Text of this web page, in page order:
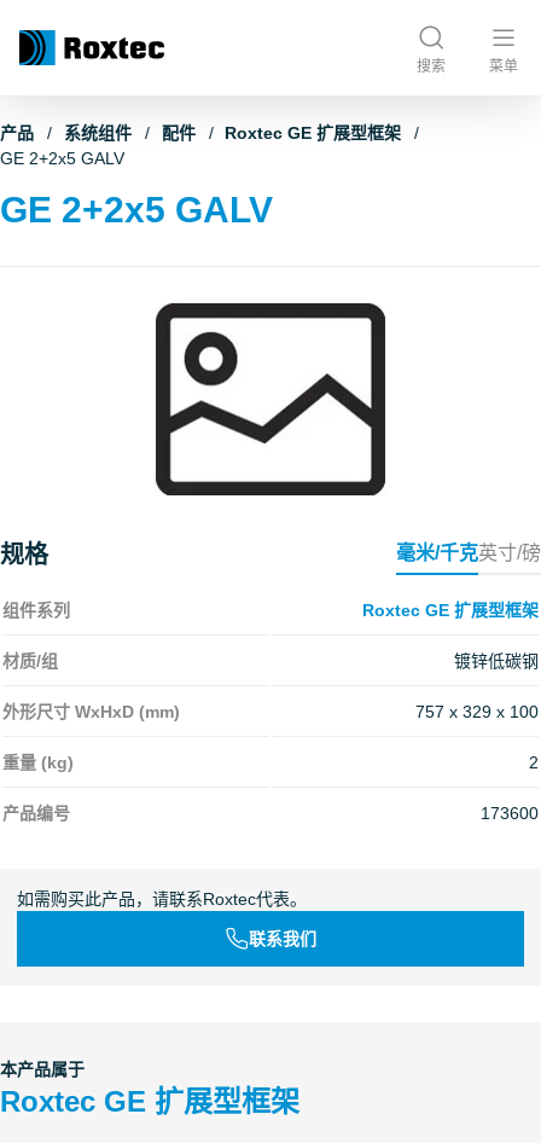
搜索 菜单
产品 系统组件 配件
Roxtec GE 扩展型框架
GE 2+2x5 GALV
GE 2+2x5 GALV
规格 毫米/千克英寸/磅
组件系列 Roxtec GE 扩展型框架
材质/组 镀锌低碳钢
外形尺寸 WxHxD (mm) 757 x 329 x 100
重量 (kg) 2
产品编号 173600
如需购买此产品，请联系Roxtec代表。
联系我们
本产品属于
Roxtec GE 扩展型框架